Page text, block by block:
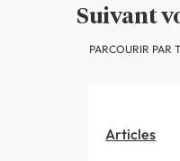
Suivant
PARCOURIR PAR
Articles